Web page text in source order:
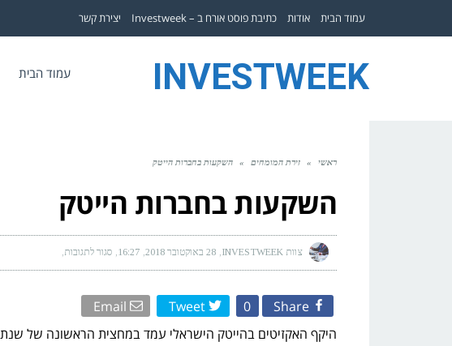
עמוד הבית אודות כתיבת פוסט אורח ב – Investweek
יצירת קשר
INVESTWEEK עמוד הבית
ראשי » זירת המומחים » השקעות בחברות הייטק
השקעות בחברות הייטק
צוות INVESTWEEK 28 באוקטובר 2018 16:27 סגור לתגובותעל
בחברות
Share
0
Tweet
Email